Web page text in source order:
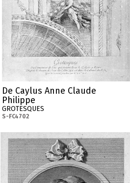
De Caylus Anne Claude
Philippe
GROTESQUES
S-FC4702